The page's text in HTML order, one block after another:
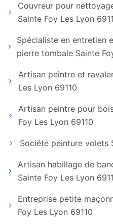
Couvreur pour
Sainte Foy Les Lyon
Spécialiste en entretien
pierre tombale Sainte
Artisan peintre et
Les Lyon 69110
Artisan peintre pour
Foy Les Lyon 69110
Société peinture volets
Artisan habillage de
Sainte Foy Les Lyon
Entreprise petite
Foy Les Lyon 69110